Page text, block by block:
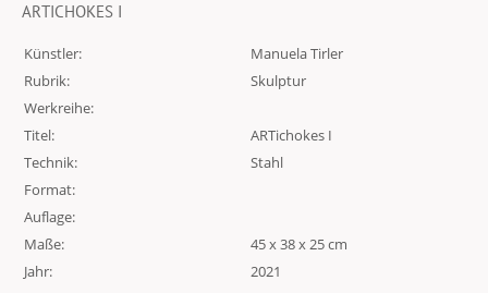
ARTICHOKES I
Künstler:
Manuela Tirler
Rubrik:
Skulptur
Werkreihe:
Titel:
ARTichokes I
Technik:
Stahl
Format:
Auflage:
Maße:
45 x 38 x 25 cm
Jahr:
2021